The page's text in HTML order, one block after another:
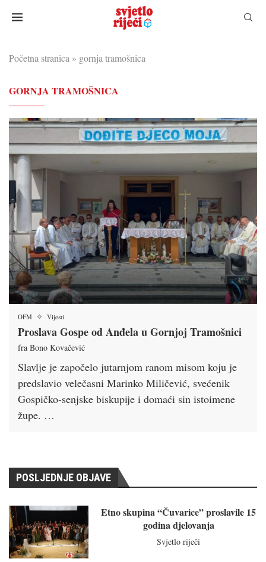
Početna stranica » gornja tramošnica
GORNJA TRAMOŠNICA
OFM Vijesti
Proslava Gospe od Anđela u Gornjoj Tramošnici
fra Bono Kovačević
Slavlje je započelo jutarnjom ranom misom koju je
predslavio velečasni Marinko Miličević, svećenik
Gospičko-senjske biskupije i domaći sin istoimene
župe. …
POSLJEDNJE OBJAVE
Etno skupina “Čuvarice” proslavile 15
godina djelovanja
Svjetlo riječi